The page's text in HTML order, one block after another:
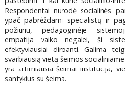
Respondentai nurodė socialinės
ypač pabrėždami specialistų ir
požiūriu, pedagoginėje
empatija vaiko negalei, ši
efektyviausiai dirbanti. Galima
svarbiausią vietą šeimos
yra artimiausia šeimai institucija,
santykius su šeima.